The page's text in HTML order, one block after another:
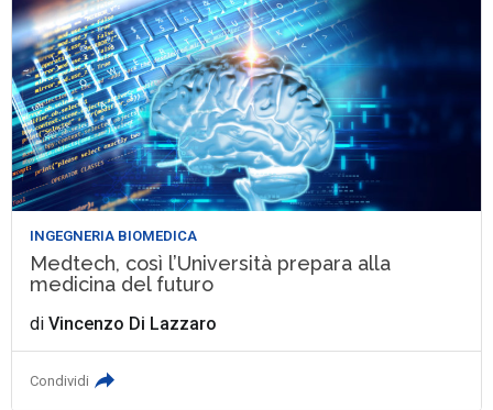
INGEGNERIA BIOMEDICA
Medtech, così l’Università prepara alla
medicina del futuro
diVincenzo Di Lazzaro
Condividi